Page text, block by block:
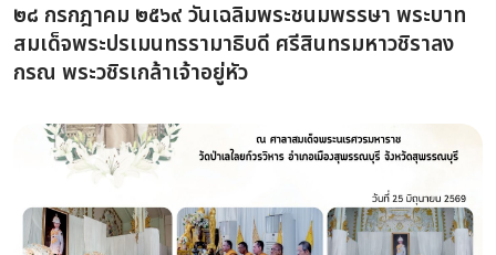
๒๘ กรกฎาคม ๒๕๖๙ วันเฉลิมพระชนมพรรษา พระบาท
สมเด็จพระปรเมนทรรามาธิบดี ศรีสินทรมหาวชิราลง
กรณ พระวชิรเกล้าเจ้าอยู่หัว